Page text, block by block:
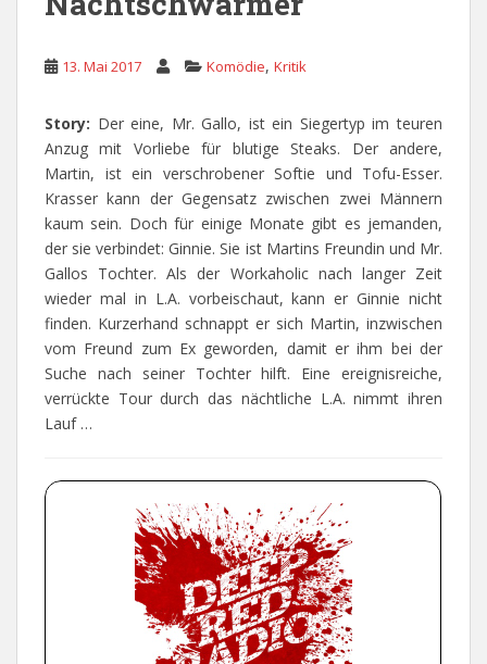
13. Mai 2017 Komödie, Kritik
Story: Der eine, Mr. Gallo, ist ein Siegertyp im teuren
Anzug mit Vorliebe für blutige Steaks. Der andere,
Martin, ist ein verschrobener Softie und Tofu-Esser.
Krasser kann der Gegensatz zwischen zwei Männern
kaum sein. Doch für einige Monate gibt es jemanden,
der sie verbindet: Ginnie. Sie ist Martins Freundin und Mr.
Gallos Tochter. Als der Workaholic nach langer Zeit
wieder mal in L.A. vorbeischaut, kann er Ginnie nicht
finden. Kurzerhand schnappt er sich Martin, inzwischen
vom Freund zum Ex geworden, damit er ihm bei der
Suche nach seiner Tochter hilft. Eine ereignisreiche,
verrückte Tour durch das nächtliche L.A. nimmt ihren
Lauf …